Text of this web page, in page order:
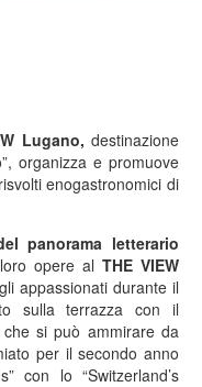
Lugano, destinazione
organizza e promuove
enogastronomici di
panorama letterario
opere al THE VIEW
appassionati durante il
sulla terrazza con il
si può ammirare da
per il secondo anno
con lo “Switzerland’s